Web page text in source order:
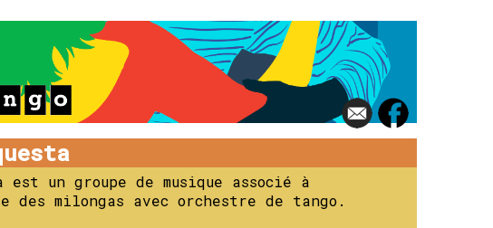
est un groupe de musique associé à
des milongas avec orchestre de tango.